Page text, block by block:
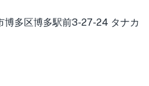
博多区博多駅前3-27-24 タナカ